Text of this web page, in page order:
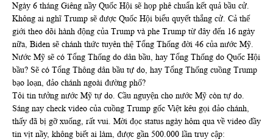
Ngày 6 tháng Giêng nầy Quốc Hội sẽ họp phê chuẩn kết quả bầu cử.
Không ai nghĩ Trump sẽ được Quốc Hội biểu quyết thắng cử. Cả thế
giới theo dõi hành động của Trump và phe Trump từ đây đến 16 ngày
nữa, Biden sẽ chánh thức tuyên thệ Tổng Thống đời 46 của nước Mỹ.
Nước Mỹ sẽ có Tổng Thống do dân bầu, hay Tổng Thống do Quốc Hội
bầu? Sẽ có Tổng Thông dân bầu tự do, hay Tổng Thống cuồng Trump
bạo loạn, đảo chánh ngoài đường phố?
Tôi tin tưởng nước Mỹ tự do. Cầu nguyện cho nước Mỹ còn tự do.
Sáng nay check video của cuồng Trump gốc Việt kêu gọi đảo chánh,
thấy đã bị gỡ xuống, rất vui. Mời đọc status ngày hôm qua về video đầy
tin vịt nầy, không biết ai làm, được gần 500.000 lần truy cập: